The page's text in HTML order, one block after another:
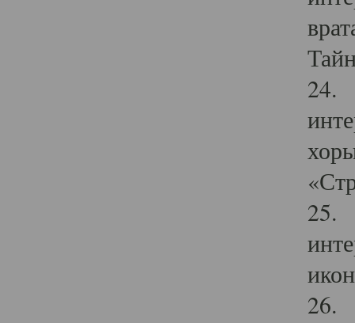
24.
25.
26.